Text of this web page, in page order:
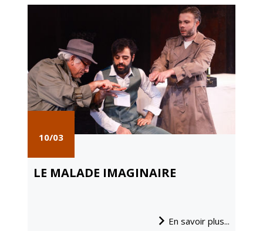
10/03
LE MALADE IMAGINAIRE
En savoir plus...